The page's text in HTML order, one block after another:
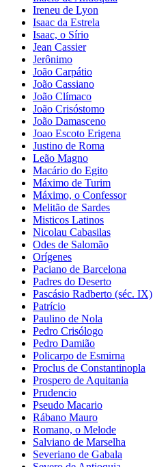
Ireneu de Lyon
Isaac da Estrela
Isaac, o Sírio
Jean Cassier
Jerônimo
João Carpátio
João Cassiano
João Clímaco
João Crisóstomo
João Damasceno
Joao Escoto Erigena
Justino de Roma
Leão Magno
Macário do Egito
Máximo de Turim
Máximo, o Confessor
Melitão de Sardes
Misticos Latinos
Nicolau Cabasilas
Odes de Salomão
Orígenes
Paciano de Barcelona
Padres do Deserto
Pascásio Radberto (séc. IX)
Patrício
Paulino de Nola
Pedro Crisólogo
Pedro Damião
Policarpo de Esmirna
Proclus de Constantinopla
Prospero de Aquitania
Prudencio
Pseudo Macario
Rábano Mauro
Romano, o Melode
Salviano de Marselha
Severiano de Gabala